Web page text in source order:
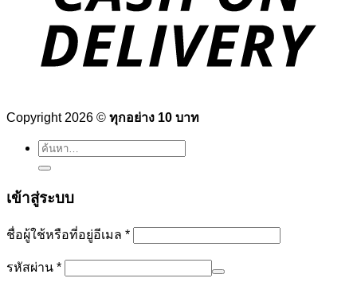
Copyright 2026 © ทุกอย่าง 10 บาท
ค้นหา:
เข้าสู่ระบบ
ชื่อผู้ใช้หรือที่อยู่อีเมล *ต้องการ
รหัสผ่าน *ต้องการ